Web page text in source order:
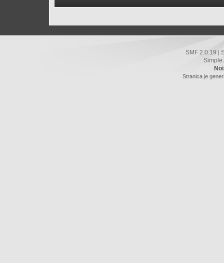
SMF 2.0.19
Simple
Stranica je